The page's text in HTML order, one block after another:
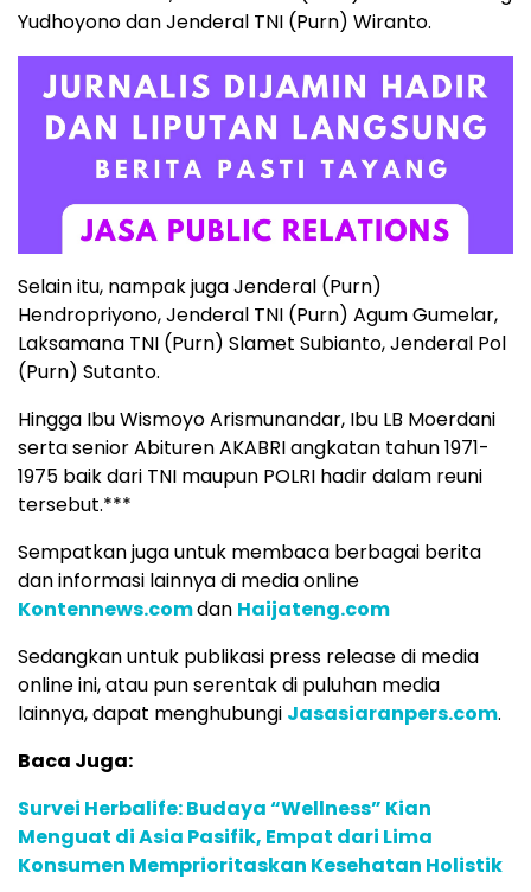
Yudhoyono dan Jenderal TNI (Purn) Wiranto.
Selain itu, nampak juga Jenderal (Purn)
Hendropriyono, Jenderal TNI (Purn) Agum Gumelar,
Laksamana TNI (Purn) Slamet Subianto, Jenderal Pol
(Purn) Sutanto.
Hingga Ibu Wismoyo Arismunandar, Ibu LB Moerdani
serta senior Abituren AKABRI angkatan tahun 1971-
1975 baik dari TNI maupun POLRI hadir dalam reuni
tersebut.***
Sempatkan juga untuk membaca berbagai berita
dan informasi lainnya di media online
Kontennews.comdan Haijateng.com
Sedangkan untuk publikasi press release di media
online ini, atau pun serentak di puluhan media
lainnya, dapat menghubungi Jasasiaranpers.com.
Baca Juga:
Survei Herbalife: Budaya “Wellness” Kian
Menguat di Asia Pasifik, Empat dari Lima
Konsumen Memprioritaskan Kesehatan Holistik